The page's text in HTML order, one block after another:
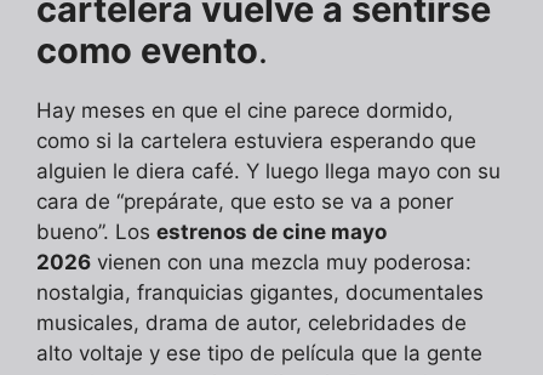
cartelera vuelve a sentirse
como evento.
Hay meses en que el cine parece dormido,
como si la cartelera estuviera esperando que
alguien le diera café. Y luego llega mayo con su
cara de “prepárate, que esto se va a poner
bueno”. Los estrenos de cine mayo
2026 vienen con una mezcla muy poderosa:
nostalgia, franquicias gigantes, documentales
musicales, drama de autor, celebridades de
alto voltaje y ese tipo de película que la gente